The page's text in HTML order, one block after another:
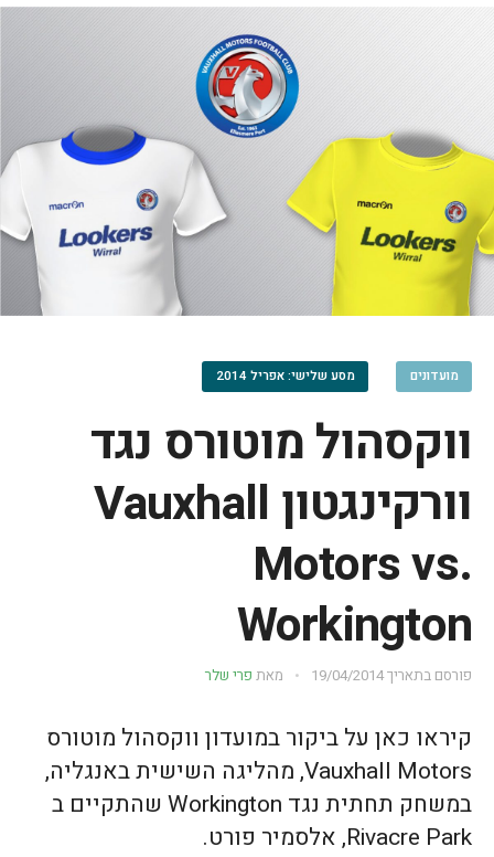
מועדונים מסע שלישי: אפריל 2014
ווקסהול מוטורס נגד
וורקינגטון Vauxhall
Motors vs.
Workington
פורסם בתאריך19/04/2014 מאת פרי שלר
קיראו כאן על ביקור במועדון ווקסהול מוטורס
Vauxhall Motors, מהליגה השישית באנגליה,
במשחק תחתית נגד Workington שהתקיים ב
Rivacre Park, אלסמיר פורט.